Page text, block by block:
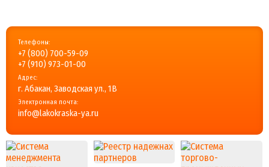
Телефоны:
+7 (800) 700-59-09
+7 (910) 973-01-00
Адрес:
г. Абакан, Заводская ул., 1В
Электронная почта:
info@lakokraska-ya.ru